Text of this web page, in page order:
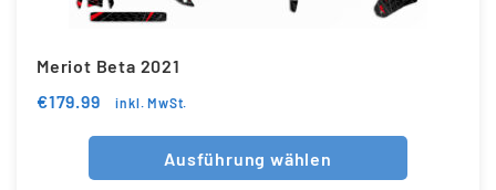
Meriot Beta 2021
€179.99 inkl. MwSt.
Ausführung wählen